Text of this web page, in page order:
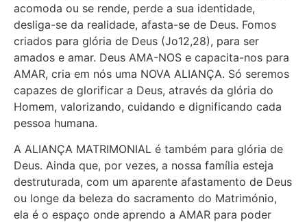
acomoda ou se rende, perde a sua identidade,
desliga-se da realidade, afasta-se de Deus. Fomos
criados para glória de Deus (Jo12,28), para ser
amados e amar. Deus AMA-NOS e capacita-nos para
AMAR, cria em nós uma NOVA ALIANÇA. Só seremos
capazes de glorificar a Deus, através da glória do
Homem, valorizando, cuidando e dignificando cada
pessoa humana.
A ALIANÇA MATRIMONIAL é também para glória de
Deus. Ainda que, por vezes, a nossa família esteja
destruturada, com um aparente afastamento de Deus
ou longe da beleza do sacramento do Matrimónio,
ela é o espaço onde aprendo a AMAR para poder